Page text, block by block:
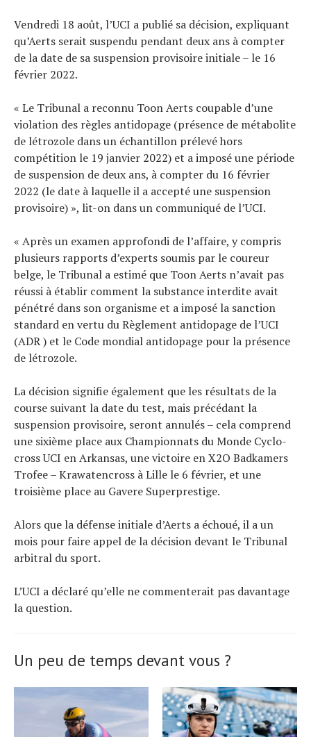
Vendredi 18 août, l’UCI a publié sa décision, expliquant
qu’Aerts serait suspendu pendant deux ans à compter
de la date de sa suspension provisoire initiale – le 16
février 2022.
« Le Tribunal a reconnu Toon Aerts coupable d’une
violation des règles antidopage (présence de métabolite
de létrozole dans un échantillon prélevé hors
compétition le 19 janvier 2022) et a imposé une période
de suspension de deux ans, à compter du 16 février
2022 (le date à laquelle il a accepté une suspension
provisoire) », lit-on dans un communiqué de l’UCI.
« Après un examen approfondi de l’affaire, y compris
plusieurs rapports d’experts soumis par le coureur
belge, le Tribunal a estimé que Toon Aerts n’avait pas
réussi à établir comment la substance interdite avait
pénétré dans son organisme et a imposé la sanction
standard en vertu du Règlement antidopage de l’UCI
(ADR ) et le Code mondial antidopage pour la présence
de létrozole.
La décision signifie également que les résultats de la
course suivant la date du test, mais précédant la
suspension provisoire, seront annulés – cela comprend
une sixième place aux Championnats du Monde Cyclo-
cross UCI en Arkansas, une victoire en X2O Badkamers
Trofee – Krawatencross à Lille le 6 février, et une
troisième place au Gavere Superprestige.
Alors que la défense initiale d’Aerts a échoué, il a un
mois pour faire appel de la décision devant le Tribunal
arbitral du sport.
L’UCI a déclaré qu’elle ne commenterait pas davantage
la question.
Un peu de temps devant vous ?